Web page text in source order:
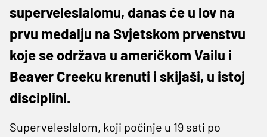
superveleslalomu, danas će u lov na
prvu medalju na Svjetskom prvenstvu
koje se održava u američkom Vailu i
Beaver Creeku krenuti i skijaši, u istoj
disciplini.
Superveleslalom, koji počinje u 19 sati po